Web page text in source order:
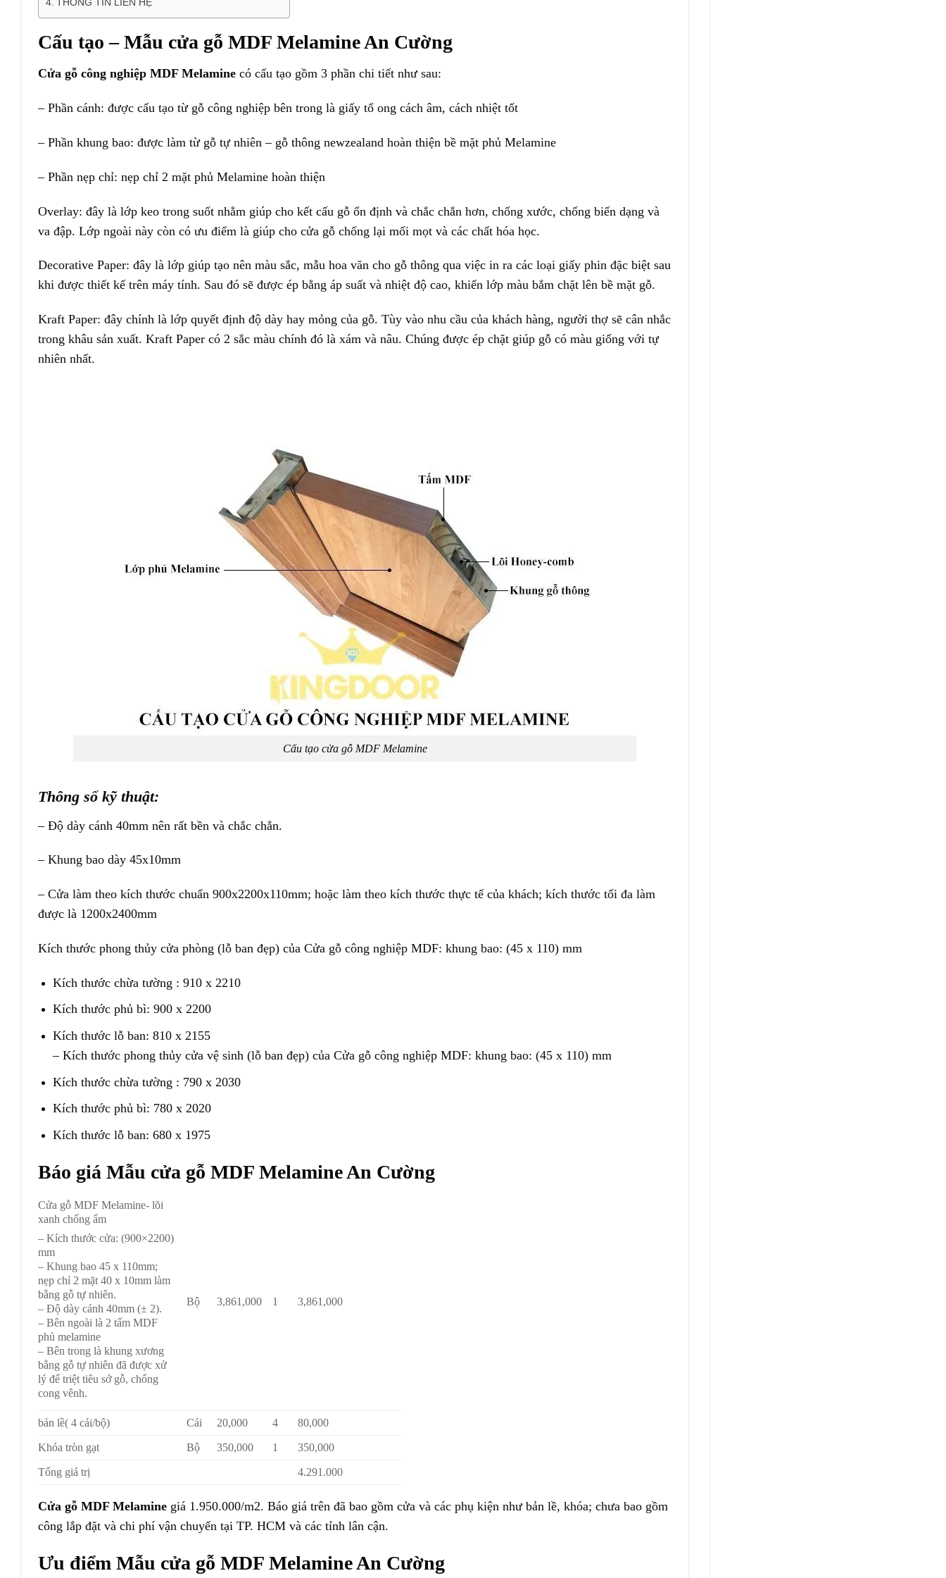
Cấu tạo – Mẫu cửa gỗ MDF Melamine An Cường
Cửa gỗ công nghiệp MDF Melamine có cấu tạo gồm 3 phần chi tiết như sau:
– Phần cánh: được cấu tạo từ gỗ công nghiệp bên trong là giấy tổ ong cách âm, cách nhiệt tốt
– Phần khung bao: được làm từ gỗ tự nhiên – gỗ thông newzealand hoàn thiện bề mặt phủ Melamine
– Phần nẹp chỉ: nẹp chỉ 2 mặt phủ Melamine hoàn thiện
Overlay: đây là lớp keo trong suốt nhằm giúp cho kết cấu gỗ ổn định và chắc chắn hơn, chống xước, chống biến dạng và
va đập. Lớp ngoài này còn có ưu điểm là giúp cho cửa gỗ chống lại mối mọt và các chất hóa học.
Decorative Paper: đây là lớp giúp tạo nên màu sắc, mẫu hoa văn cho gỗ thông qua việc in ra các loại giấy phin đặc biệt sau
khi được thiết kế trên máy tính. Sau đó sẽ được ép bằng áp suất và nhiệt độ cao, khiến lớp màu bắm chặt lên bề mặt gỗ.
Kraft Paper: đây chính là lớp quyết định độ dày hay mỏng của gỗ. Tùy vào nhu cầu của khách hàng, người thợ sẽ cân nhắc
trong khâu sản xuất. Kraft Paper có 2 sắc màu chính đó là xám và nâu. Chúng được ép chặt giúp gỗ có màu giống với tự
nhiên nhất.
Cấu tạo cửa gỗ MDF Melamine
Thông số kỹ thuật:
– Độ dày cánh 40mm nên rất bền và chắc chắn.
– Khung bao dày 45x10mm
– Cửa làm theo kích thước chuẩn 900x2200x110mm; hoặc làm theo kích thước thực tế của khách; kích thước tối đa làm
được là 1200x2400mm
Kích thước phong thủy cửa phòng (lỗ ban đẹp) của Cửa gỗ công nghiệp MDF: khung bao: (45 x 110) mm
Kích thước chừa tường : 910 x 2210
Kích thước phủ bì: 900 x 2200
Kích thước lỗ ban: 810 x 2155
– Kích thước phong thủy cửa vệ sinh (lỗ ban đẹp) của Cửa gỗ công nghiệp MDF: khung bao: (45 x 110) mm
Kích thước chừa tường : 790 x 2030
Kích thước phủ bì: 780 x 2020
Kích thước lỗ ban: 680 x 1975
Báo giá Mẫu cửa gỗ MDF Melamine An Cường
Cửa gỗ MDF Melamine- lõi
xanh chống ẩm
– Kích thước cửa: (900×2200)
mm
– Khung bao 45 x 110mm;
nẹp chỉ 2 mặt 40 x 10mm làm
bằng gỗ tự nhiên.
– Độ dày cánh 40mm (± 2).
– Bên ngoài là 2 tấm MDF
phủ melamine
– Bên trong là khung xương
bằng gỗ tự nhiên đã được xử
lý để triệt tiêu sớ gỗ, chống
cong vênh.
Bộ 3,861,000 1 3,861,000
bản lề( 4 cái/bộ) Cái 20,000 4 80,000
Khóa tròn gạt Bộ 350,000 1 350,000
Tổng giá trị 4.291.000
Cửa gỗ MDF Melamine giá 1.950.000/m2. Báo giá trên đã bao gồm cửa và các phụ kiện như bản lề, khóa; chưa bao gồm
công lắp đặt và chi phí vận chuyển tại TP. HCM và các tỉnh lân cận.
Ưu điểm Mẫu cửa gỗ MDF Melamine An Cường